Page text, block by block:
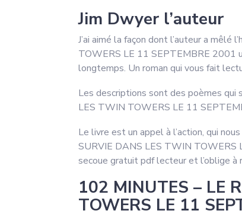
Jim Dwyer l’auteur
J’ai aimé la façon dont l’auteur a
TOWERS LE 11 SEPTEMBRE 2001
longtemps. Un roman qui vous fait
Les descriptions sont des poèmes qui
LES TWIN TOWERS LE 11
Le livre est un appel à l’action, qui
SURVIE DANS LES TWIN TOWERS
secoue gratuit pdf lecteur et l’oblige
102 MINUTES – LE
TOWERS LE 11